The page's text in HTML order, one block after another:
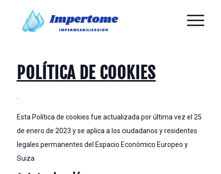
POLÍTICA DE COOKIES
.
Esta Política de cookies fue actualizada por última vez el 25
de enero de 2023 y se aplica a los ciudadanos y residentes
legales permanentes del Espacio Económico Europeo y
Suiza